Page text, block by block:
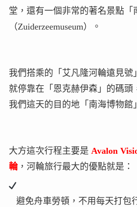
堂，還有一個非常的著名景點「
（Zuiderzeemuseum）。
我們搭乘的「艾凡隆河輪遠見號
就停靠在「恩克赫伊森」的碼頭
我們這天的目的地「南海博物館
大方這次行程主要是 Avalon
輪，河輪旅行最大的優點就是：
避免舟車勞頓，不用每天打包